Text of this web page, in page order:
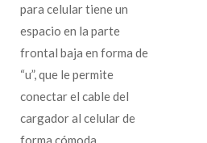
para celular tiene un
espacio en la parte
frontal baja en forma de
“u”, que le permite
conectar el cable del
cargador al celular de
forma cómoda.